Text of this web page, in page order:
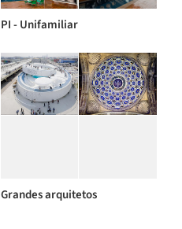
PI - Unifamiliar
Grandes arquitetos